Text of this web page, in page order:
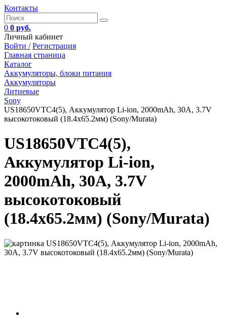
Контакты
0 0 руб.
Личный кабинет
Войти / Регистрация
Главная страница
Каталог
Аккумуляторы, блоки питания
Аккумуляторы
Литиевые
Sony
US18650VTC4(5), Аккумулятор Li-ion, 2000mAh, 30А, 3.7V
высокотоковый (18.4х65.2мм) (Sony/Murata)
US18650VTC4(5),
Аккумулятор Li-ion,
2000mAh, 30А, 3.7V
высокотоковый
(18.4х65.2мм) (Sony/Murata)